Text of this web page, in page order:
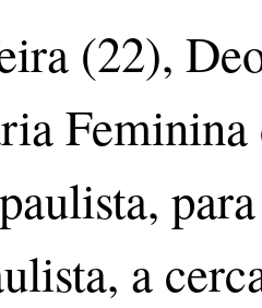
(22),
Feminina
a